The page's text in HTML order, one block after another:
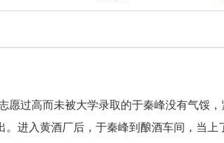
过高而未被大学录取的于秦峰没有气馁，
。进入黄酒厂后，于秦峰到酿酒车间，当